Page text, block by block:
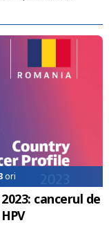
ori
cancerul de